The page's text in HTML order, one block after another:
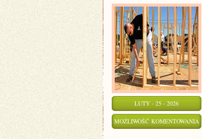
LUTY - 25 - 2026
MOŻLIWOŚĆ KOMENTOWANIA